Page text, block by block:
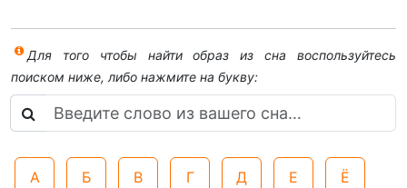
Для того чтобы найти образ из сна воспользуйтесь
поиском ниже, либо нажмите на букву:
А Б В Г Д Е Ё